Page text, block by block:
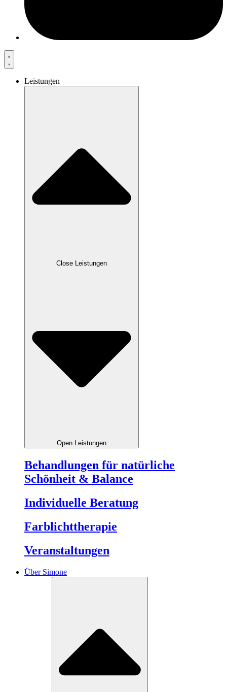
Leistungen
Close Leistungen
Open Leistungen
Behandlungen für natürliche
Schönheit & Balance
Individuelle Beratung
Farblichttherapie
Veranstaltungen
Über Simone